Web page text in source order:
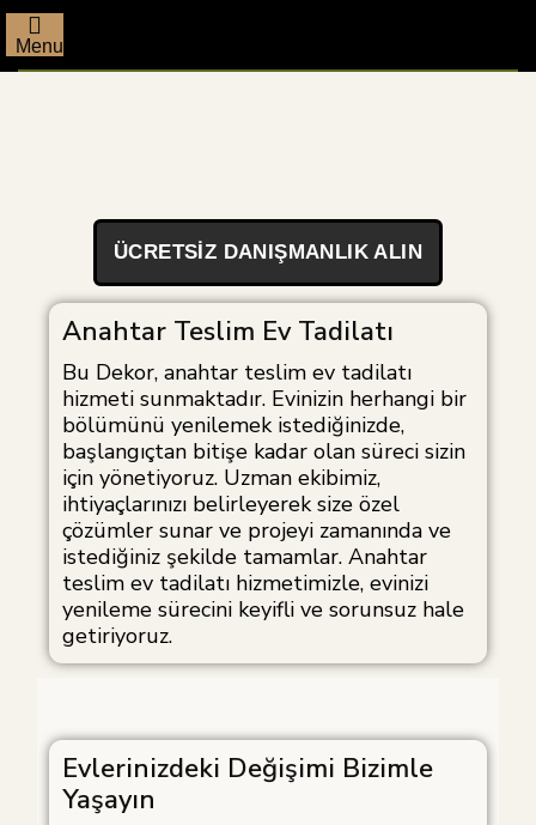
Menu
ÜCRETSIZ DANIŞMANLIK ALIN
Anahtar Teslim Ev Tadilatı
Bu Dekor, anahtar teslim ev tadilatı
hizmeti sunmaktadır. Evinizin herhangi bir
bölümünü yenilemek istediğinizde,
başlangıçtan bitişe kadar olan süreci sizin
için yönetiyoruz. Uzman ekibimiz,
ihtiyaçlarınızı belirleyerek size özel
çözümler sunar ve projeyi zamanında ve
istediğiniz şekilde tamamlar. Anahtar
teslim ev tadilatı hizmetimizle, evinizi
yenileme sürecini keyifli ve sorunsuz hale
getiriyoruz.
Evlerinizdeki Değişimi Bizimle
Yaşayın